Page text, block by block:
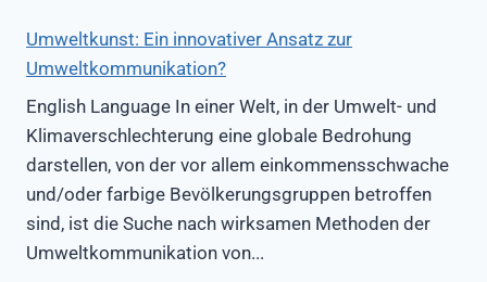
Umweltkunst: Ein innovativer Ansatz zur
Umweltkommunikation?
English Language In einer Welt, in der Umwelt- und
Klimaverschlechterung eine globale Bedrohung
darstellen, von der vor allem einkommensschwache
und/oder farbige Bevölkerungsgruppen betroffen
sind, ist die Suche nach wirksamen Methoden der
Umweltkommunikation von...